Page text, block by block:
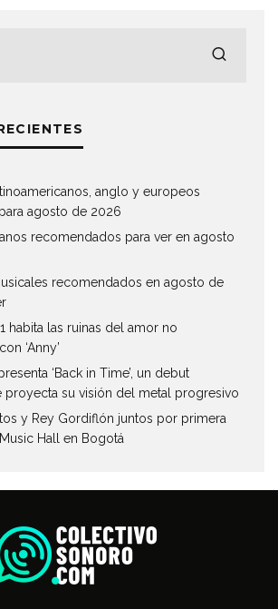
anglo y europeos
agosto de 2026
recomendados para ver en agosto
recomendados en agosto de
habita las ruinas del amor no
‘Anny’
‘Back in Time’, un debut
proyecta su visión del metal progresivo
y Rey Gordiflón juntos por primera
Hall en Bogotá